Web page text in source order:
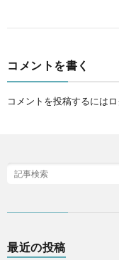
コメントを書く
コメントを投稿するには
最近の投稿